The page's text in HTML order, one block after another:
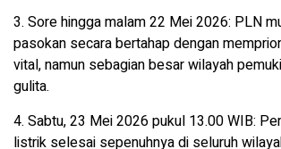
3. Sore hingga malam 22 Mei 2026: PLN
pasokan secara bertahap dengan
vital, namun sebagian besar wilayah
gulita.
4. Sabtu, 23 Mei 2026 pukul 13.00 WIB:
listrik selesai sepenuhnya di seluruh